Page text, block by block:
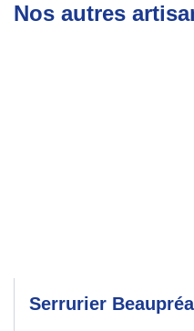
Nos autres
Serrurier